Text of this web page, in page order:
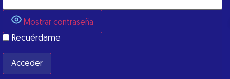
Mostrar contraseña
Recuérdame